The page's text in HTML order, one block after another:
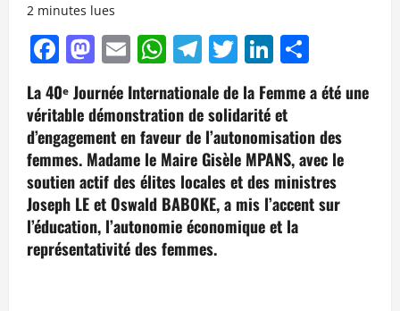
2 minutes lues
Facebook
Mastodon
EmailWhatsApp
Telegram
TwitterLinkedIn
La 40ᵉ Journée Internationale de la Femme a été une
véritable démonstration de solidarité et
d’engagement en faveur de l’autonomisation des
femmes. Madame le Maire Gisèle MPANS, avec le
soutien actif des élites locales et des ministres
Joseph LE et Oswald BABOKE, a mis l’accent sur
l’éducation, l’autonomie économique et la
représentativité des femmes.